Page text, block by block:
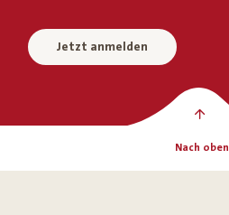
Jetzt anmelden
Nach oben